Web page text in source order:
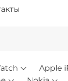
Apple